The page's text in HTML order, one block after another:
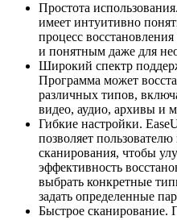
Простота
имеет интуитивно
процесс
и понятным даже для
Широкий спектр
Программа может
различных типов,
видео, аудио, архивы и
Гибкие настройки.
позволяет
сканирования, чтобы
эффективность
выбрать конкретные
задать определенные
Быстрое сканирование.